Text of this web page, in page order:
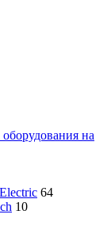
на
64
10